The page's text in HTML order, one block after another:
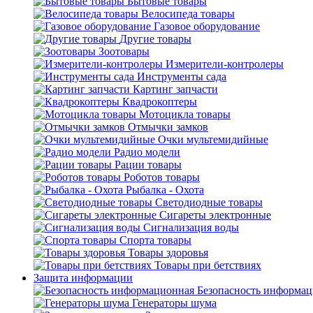
Велосипеда товары
Газовое оборудование
Другие товары
Зоотовары
Измерители-контролеры
Инструменты сада
Картинг запчасти
Квадрокоптеры
Мотоцикла товары
Отмычки замков
Очки мультемидийные
Радио модели
Рации товары
Роботов товары
Рыбалка - Охота
Светодиодные товары
Сигареты электронные
Сигнализация воды
Спорта товары
Товары здоровья
Товары при бетствиях
Защита информации
Безопасность
Генераторы шума